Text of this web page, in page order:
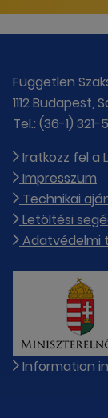
Független
1112 Budapest,
Tel.: (36-1) 321-
Iratkozz fel a
Impresszum
Technikai
Letöltési
Adatvédelmi
Information